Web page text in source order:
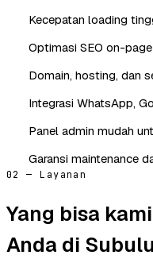
Kecepatan loading
Optimasi SEO on-
Domain, hosting, dan
Integrasi WhatsApp,
Panel admin mudah
Garansi maintenance
02 — Layanan
Yang bisa
Anda di